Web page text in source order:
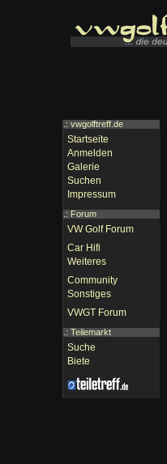
.: vwgolftreff.de
Startseite
Anmelden
Galerie
Suchen
Impressum
.: Forum
VW Golf Forum
Car Hifi
Weiteres
Community
Sonstiges
VWGT Forum
.: Teilemarkt
Suche
Biete